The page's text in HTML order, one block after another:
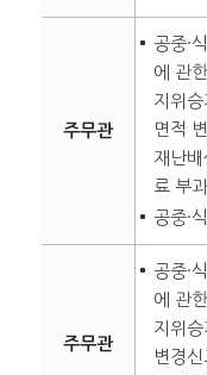
주무관
공중·
에 관
지위
면적
재난
료 부
공중·
주무관
공중·
에 관
지위
변경